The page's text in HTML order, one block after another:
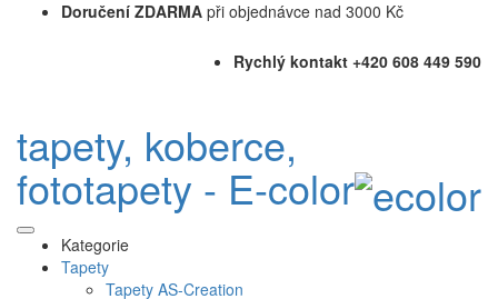
Doručení ZDARMA při objednávce nad 3000 Kč
Rychlý kontakt +420 608 449 590
tapety, koberce,
fototapety - E-color
Kategorie
Tapety
Tapety AS-Creation